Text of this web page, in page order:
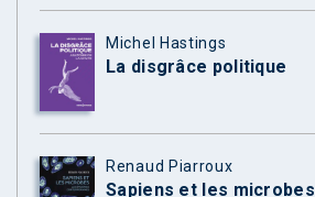
Michel Hastings
La disgrâce politique
Renaud Piarroux
Sapiens et les microbes